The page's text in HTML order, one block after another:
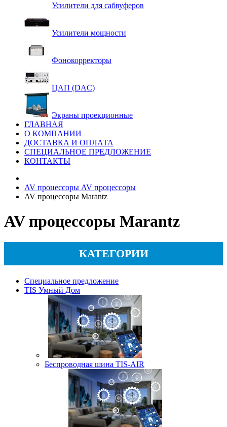
Усилители для сабвуферов
Усилители мощности
Фонокорректоры
ЦАП (DAC)
Экраны проекционные
ГЛАВНАЯ
О КОМПАНИИ
ДОСТАВКА И ОПЛАТА
СПЕЦИАЛЬНОЕ ПРЕДЛОЖЕНИЕ
КОНТАКТЫ
AV процессоры AV процессоры
AV процессоры Marantz
AV процессоры Marantz
КАТЕГОРИИ
Специальное предложение
TIS Умный Дом
Беспроводная шина TIS-AIR